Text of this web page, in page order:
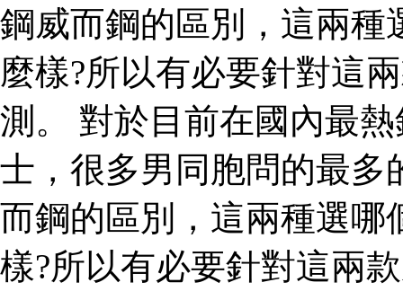
鋼威而鋼的區別，這兩種
麼樣?所以有必要針對這
測。 對於目前在國內最
士，很多男同胞問的最多
而鋼的區別，這兩種選哪
樣?所以有必要針對這兩